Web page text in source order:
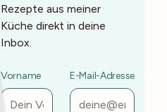
Rezepte aus meiner
Küche direkt in deine
Inbox.
Vorname E-Mail-Adresse